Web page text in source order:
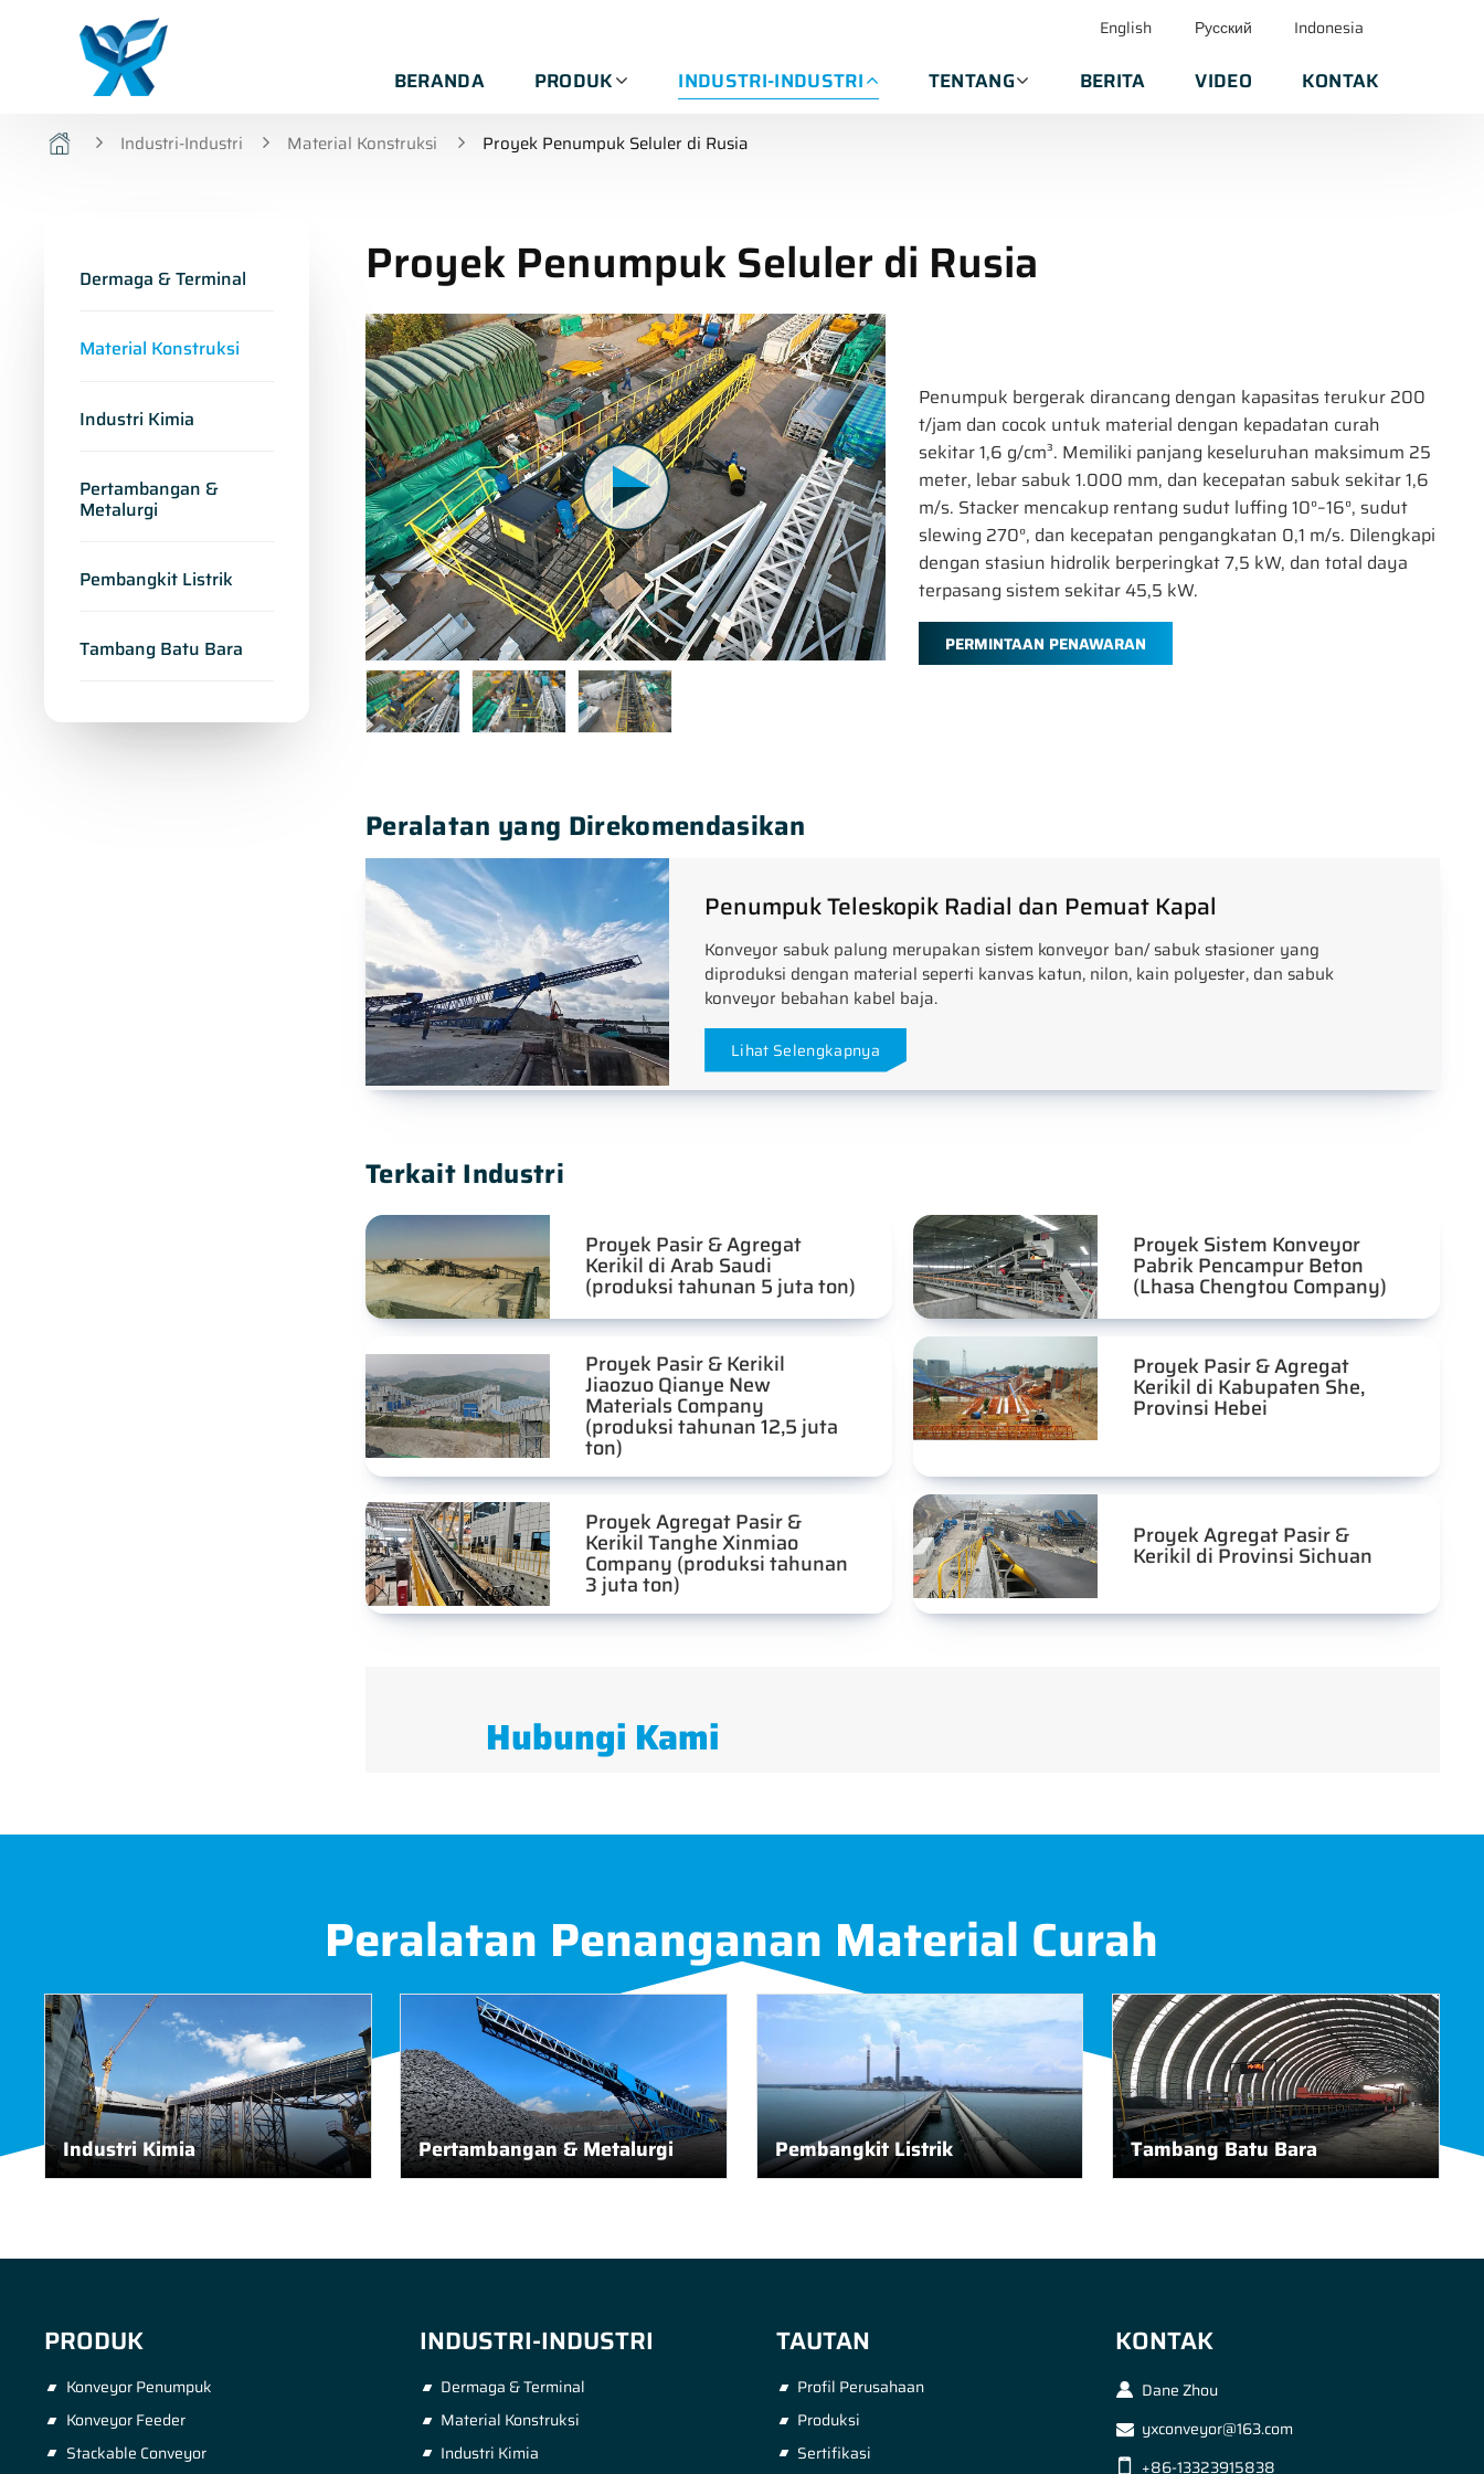
English Русский Indonesia
BERANDA PRODUK INDUSTRI-INDUSTRI TENTANG BERITA VIDEO KONTAK
Industri-Industri Material Konstruksi Proyek Penumpuk Seluler di Rusia
Proyek Penumpuk Seluler di Rusia
Penumpuk bergerak dirancang dengan kapasitas terukur 200
t/jam dan cocok untuk material dengan kepadatan curah
sekitar 1,6 g/cm³. Memiliki panjang keseluruhan maksimum 25
meter, lebar sabuk 1.000 mm, dan kecepatan sabuk sekitar 1,6
m/s. Stacker mencakup rentang sudut luffing 10°–16°, sudut
slewing 270°, dan kecepatan pengangkatan 0,1 m/s. Dilengkapi
dengan stasiun hidrolik berperingkat 7,5 kW, dan total daya
terpasang sistem sekitar 45,5 kW.
PERMINTAAN PENAWARAN
Peralatan yang Direkomendasikan
Penumpuk Teleskopik Radial dan Pemuat Kapal
Konveyor sabuk palung merupakan sistem konveyor ban/ sabuk stasioner yang
diproduksi dengan material seperti kanvas katun, nilon, kain polyester, dan sabuk
konveyor bebahan kabel baja.
Lihat Selengkapnya
Terkait Industri
Proyek Pasir & Agregat
Kerikil di Arab Saudi
(produksi tahunan 5 juta ton)
Proyek Sistem Konveyor
Pabrik Pencampur Beton
(Lhasa Chengtou Company)
Proyek Pasir & Kerikil
Jiaozuo Qianye New
Materials Company
(produksi tahunan 12,5 juta
ton)
Proyek Pasir & Agregat
Kerikil di Kabupaten She,
Provinsi Hebei
Proyek Agregat Pasir &
Kerikil Tanghe Xinmiao
Company (produksi tahunan
3 juta ton)
Proyek Agregat Pasir &
Kerikil di Provinsi Sichuan
Hubungi Kami
Dermaga & Terminal
Material Konstruksi
Industri Kimia
Pertambangan &
Metalurgi
Pembangkit Listrik
Tambang Batu Bara
Peralatan Penanganan Material Curah
Industri Kimia Pertambangan & Metalurgi Pembangkit Listrik Tambang Batu Bara
PRODUK
Konveyor Penumpuk
Konveyor Feeder
Stackable Conveyor
INDUSTRI-INDUSTRI
Dermaga & Terminal
Material Konstruksi
Industri Kimia
TAUTAN
Profil Perusahaan
Produksi
Sertifikasi
KONTAK
Dane Zhou
yxconveyor@163.com
+86-13323915838